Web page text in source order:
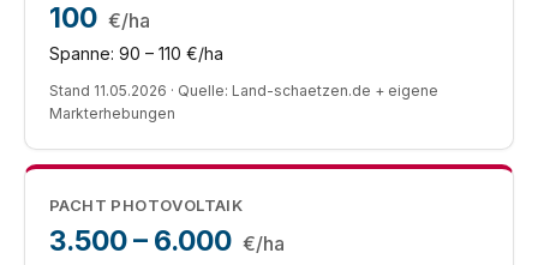
100 €/ha
Spanne: 90 – 110 €/ha
Stand 11.05.2026 · Quelle: Land-schaetzen.de + eigene
Markterhebungen
PACHT PHOTOVOLTAIK
3.500 – 6.000 €/ha